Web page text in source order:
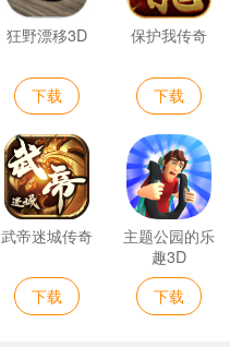
狂野漂移3D
下载
保护我传奇
下载
武帝迷城传奇
下载
主题公园的乐
趣3D
下载